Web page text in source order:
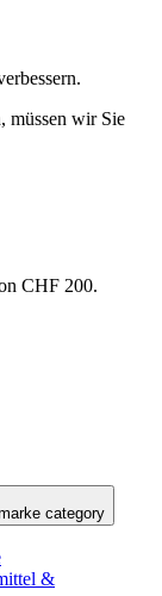
müssen wir Sie
CHF 200.
category
&